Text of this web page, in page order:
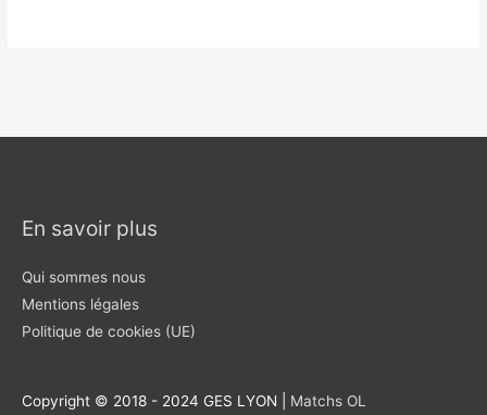
En savoir plus
Qui sommes nous
Mentions légales
Politique de cookies (UE)
Copyright © 2018 - 2024 GES LYON | Matchs OL